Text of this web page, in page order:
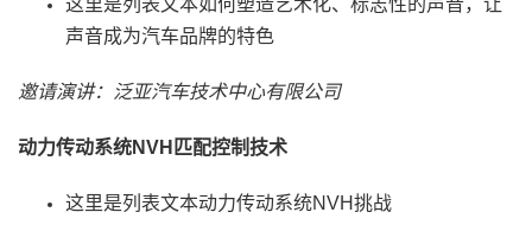
这里是列表文本如何塑造艺术化、标志性的声音，让
声音成为汽车品牌的特色
邀请演讲：泛亚汽车技术中心有限公司
动力传动系统NVH匹配控制技术
这里是列表文本动力传动系统NVH挑战